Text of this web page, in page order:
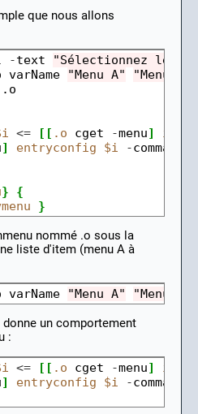
que nous allons
-text
"Sélectionnez le
varName "Menu A"
"Menu B"
.o
<= [[ .o cget -menu]
index
] entryconfig $i -command
}
{
}
nommé .o sous la
liste d'item (menu A à
varName "Menu A" "Menu B"
un comportement
:
<= [[ .o cget -menu]
index
] entryconfig $i -command